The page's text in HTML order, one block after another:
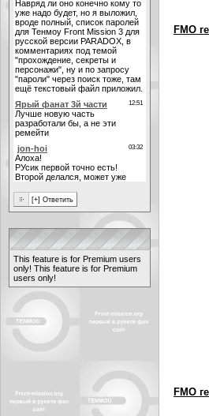
This feature is for Premium users
only! This feature is for Premium
users only!
FMO
FMO